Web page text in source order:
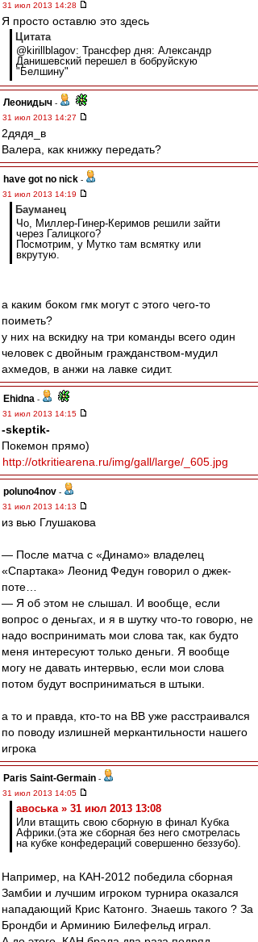
31 июл 2013 14:28
Я просто оставлю это здесь
Цитата
@kirillblagov: Трансфер дня: Александр
Данишевский перешел в бобруйскую
"Белшину"
Леонидыч -
31 июл 2013 14:27
2дядя_в
Валера, как книжку передать?
have got no nick -
31 июл 2013 14:19
Бауманец
Чо, Миллер-Гинер-Керимов решили зайти
через Галицкого?
Посмотрим, у Мутко там всмятку или
вкрутую.
а каким боком гмк могут с этого чего-то
поиметь?
у них на вскидку на три команды всего один
человек с двойным гражданством-мудил
ахмедов, в анжи на лавке сидит.
Ehidna -
31 июл 2013 14:15
-skeptik-
Покемон прямо)
http://otkritiearena.ru/img/gall/large/_605.jpg
poluno4nov -
31 июл 2013 14:13
из вью Глушакова
— После матча с «Динамо» владелец
«Спартака» Леонид Федун говорил о джек-
поте…
— Я об этом не слышал. И вообще, если
вопрос о деньгах, и я в шутку что-то говорю, не
надо воспринимать мои слова так, как будто
меня интересуют только деньги. Я вообще
могу не давать интервью, если мои слова
потом будут восприниматься в штыки.
а то и правда, кто-то на ВВ уже расстраивался
по поводу излишней меркантильности нашего
игрока
Paris Saint-Germain -
31 июл 2013 14:05
авоська » 31 июл 2013 13:08
Или втащить свою сборную в финал Кубка
Африки.(эта же сборная без него смотрелась
на кубке конфедераций совершенно беззубо).
Например, на КАН-2012 победила сборная
Замбии и лучшим игроком турнира оказался
нападающий Крис Катонго. Знаешь такого ? За
Брондби и Арминию Билефельд играл.